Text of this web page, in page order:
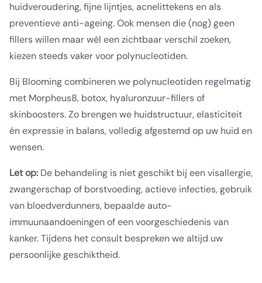
huidveroudering, fijne lijntjes, acnelittekens en als
preventieve anti-ageing. Ook mensen die (nog) geen
fillers willen maar wél een zichtbaar verschil zoeken,
kiezen steeds vaker voor polynucleotiden.
Bij Blooming combineren we polynucleotiden regelmatig
met Morpheus8, botox, hyaluronzuur-fillers of
skinboosters. Zo brengen we huidstructuur, elasticiteit
én expressie in balans, volledig afgestemd op uw huid en
wensen.
Let op: De behandeling is niet geschikt bij een visallergie,
zwangerschap of borstvoeding, actieve infecties, gebruik
van bloedverdunners, bepaalde auto-
immuunaandoeningen of een voorgeschiedenis van
kanker. Tijdens het consult bespreken we altijd uw
persoonlijke geschiktheid.